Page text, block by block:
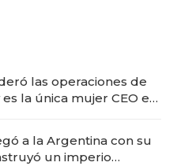
las operaciones de
es la única mujer CEO en
a la Argentina con su
un imperio